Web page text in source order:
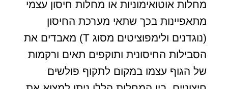
מחלות אוטואימוניות או מחלות חיסון עצמי
מתאפיינות בכך שתאי מערכת החיסון
(נוגדנים ולימפוציטים מסוג T) מאבדים את
הסבילות החיסונית ותוקפים תאים ורקמות
של הגוף עצמו במקום לתקוף פולשים